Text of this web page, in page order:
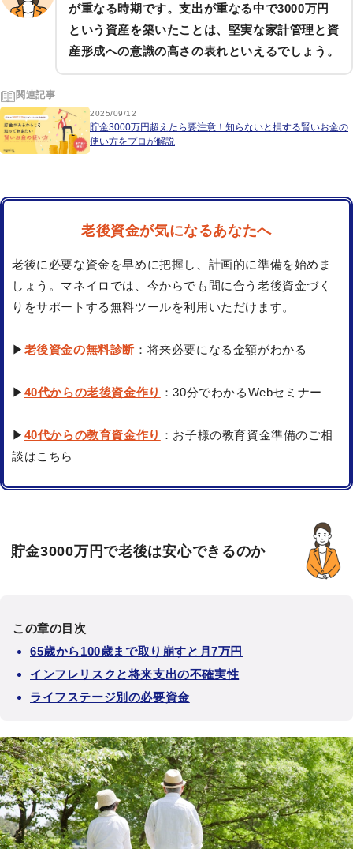
が重なる時期です。支出が重なる中で3000万円
という資産を築いたことは、堅実な家計管理と資
産形成への意識の高さの表れといえるでしょう。
関連記事
2025/09/12
貯金3000万円超えたら要注意！知らないと損する賢いお金の
使い方をプロが解説
老後資金が気になるあなたへ
老後に必要な資金を早めに把握し、計画的に準備を始めま
しょう。マネイロでは、今からでも間に合う老後資金づく
りをサポートする無料ツールを利用いただけます。
▶ 老後資金の無料診断 ：将来必要になる金額がわかる
▶ 40代からの老後資金作り ：30分でわかるWebセミナー
▶ 40代からの教育資金作り ：お子様の教育資金準備のご相
談はこちら
貯金3000万円で老後は安心できるのか
この章の目次
65歳から100歳まで取り崩すと月7万円
インフレリスクと将来支出の不確実性
ライフステージ別の必要資金